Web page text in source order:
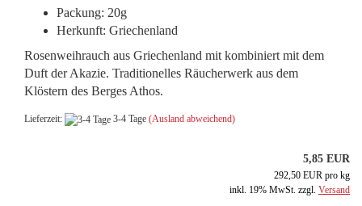
Packung: 20g
Herkunft: Griechenland
Rosenweihrauch aus Griechenland mit kombiniert mit dem
Duft der Akazie. Traditionelles Räucherwerk aus dem
Klöstern des Berges Athos.
Lieferzeit: 3-4 Tage (Ausland abweichend)
5,85 EUR
292,50 EUR pro kg
inkl. 19% MwSt. zzgl. Versand